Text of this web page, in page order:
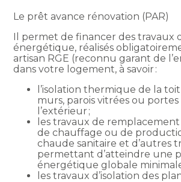
Le prêt avance rénovation (PAR)
Il permet de financer des travaux
énergétique, réalisés
artisan RGE (reconnu garant de
dans votre logement, à savoir :
l’isolation thermique de la
murs, parois vitrées ou
l’extérieur ;
les travaux de
de chauffage ou de
chaude sanitaire et d’autres
permettant d’atteindre une
énergétique globale
les travaux d’isolation des